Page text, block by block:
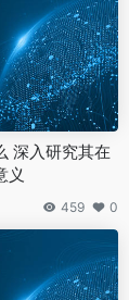
深入研究其在
义
459 0